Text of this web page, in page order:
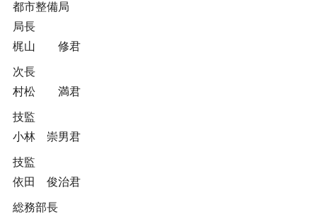
都市整備局
局長
梶山 修君
次長
村松 満君
技監
小林 崇男君
技監
依田 俊治君
総務部長